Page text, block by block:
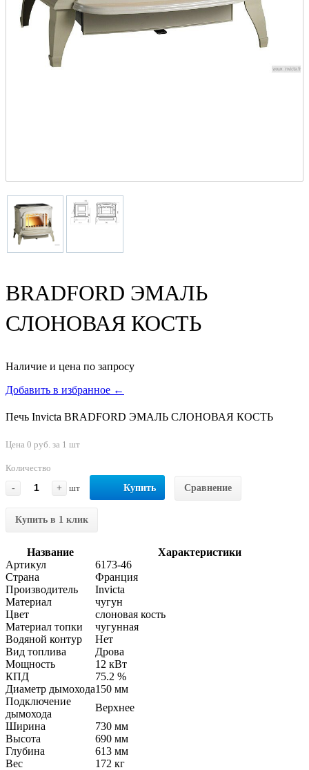
BRADFORD ЭМАЛЬ
СЛОНОВАЯ КОСТЬ
Наличие и цена по запросу
Добавить в избранное ←
Печь Invicta BRADFORD ЭМАЛЬ СЛОНОВАЯ КОСТЬ
Цена 0 руб. за 1 шт
Количество
-
+ шт Купить Сравнение
Купить в 1 клик
Название
Характеристики
Артикул
6173-46
Страна
Франция
Производитель
Invicta
Материал
чугун
Цвет
слоновая кость
Материал топки
чугунная
Водяной контур
Нет
Вид топлива
Дрова
Мощность
12 кВт
КПД
75.2 %
Диаметр дымохода150 мм
Подключение
дымохода
Верхнее
Ширина
730 мм
Высота
690 мм
Глубина
613 мм
Вес
172 кг